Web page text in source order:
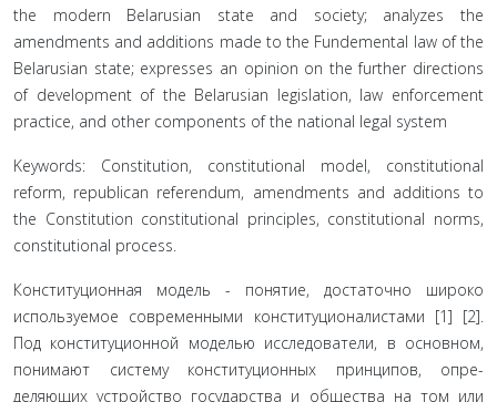
the modern Belarusian state and society; analyzes the
amendments and additions made to the Fundemental law of the
Belarusian state; expresses an opinion on the further directions
of development of the Belarusian legislation, law enforcement
practice, and other components of the national legal system
Keywords: Constitution, constitutional model, constitutional
reform, republican referendum, amendments and additions to
the Constitution constitutional principles, constitutional norms,
constitutional process.
Конституционная модель - понятие, достаточно широ­ко
используемое современными конституционалистами [1] [2].
Под конституционной моделью исследователи, в основ­ном,
понимают систему конституционных принципов, опре­
деляющих устройство государства и общества на том или